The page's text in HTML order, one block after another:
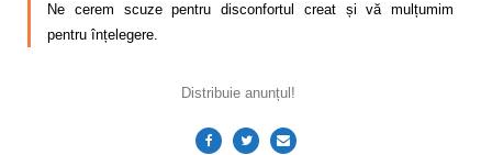
Ne cerem scuze pentru disconfortul creat și vă mulțumim
pentru înțelegere.
Distribuie anunțul!